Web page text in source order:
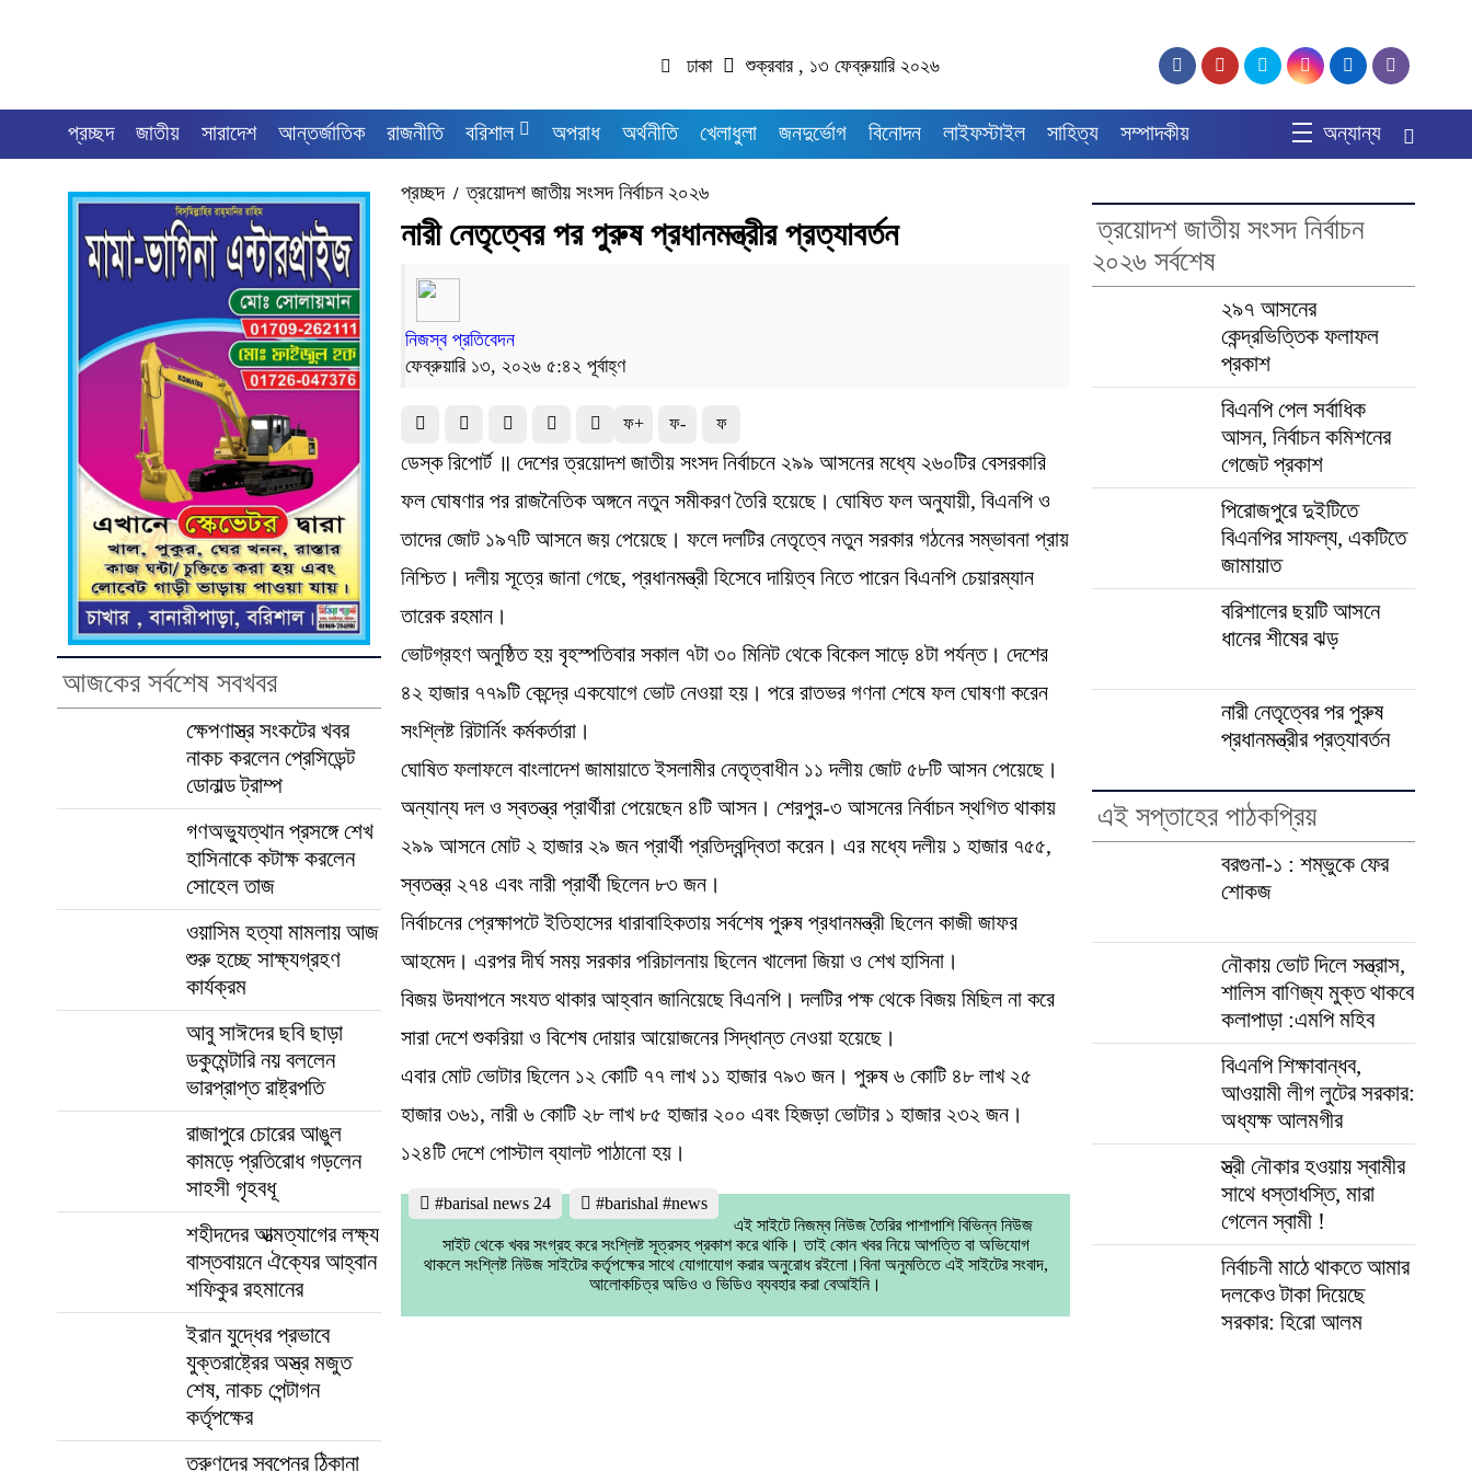
ঢাকা শুক্রবার , ১৩ ফেব্রুয়ারি ২০২৬
প্রচ্ছদ জাতীয় সারাদেশ আন্তর্জাতিক রাজনীতি বরিশাল অপরাধ অর্থনীতি খেলাধুলা জনদুর্ভোগ বিনোদন লাইফস্টাইল সাহিত্য সম্পাদকীয় অন্যান্য
আজকের সর্বশেষ সবখবর
ক্ষেপণাস্ত্র সংকটের খবর
নাকচ করলেন প্রেসিডেন্ট
ডোনাল্ড ট্রাম্প
গণঅভ্যুত্থান প্রসঙ্গে শেখ
হাসিনাকে কটাক্ষ করলেন
সোহেল তাজ
ওয়াসিম হত্যা মামলায় আজ
শুরু হচ্ছে সাক্ষ্যগ্রহণ
কার্যক্রম
আবু সাঈদের ছবি ছাড়া
ডকুমেন্টারি নয় বললেন
ভারপ্রাপ্ত রাষ্ট্রপতি
রাজাপুরে চোরের আঙুল
কামড়ে প্রতিরোধ গড়লেন
সাহসী গৃহবধূ
শহীদদের আত্মত্যাগের লক্ষ্য
বাস্তবায়নে ঐক্যের আহ্বান
শফিকুর রহমানের
ইরান যুদ্ধের প্রভাবে
যুক্তরাষ্ট্রের অস্ত্র মজুত
শেষ, নাকচ পেন্টাগন
কর্তৃপক্ষের
তরুণদের স্বপ্নের ঠিকানা
প্রচ্ছদ/ত্রয়োদশ জাতীয় সংসদ নির্বাচন ২০২৬
নারী নেতৃত্বের পর পুরুষ প্রধানমন্ত্রীর প্রত্যাবর্তন
নিজস্ব প্রতিবেদন
ফেব্রুয়ারি ১৩, ২০২৬ ৫:৪২ পূর্বাহ্ণ
ফ+ ফ- ফ
ডেস্ক রিপোর্ট ॥ দেশের ত্রয়োদশ জাতীয় সংসদ নির্বাচনে ২৯৯ আসনের মধ্যে ২৬০টির বেসরকারি
ফল ঘোষণার পর রাজনৈতিক অঙ্গনে নতুন সমীকরণ তৈরি হয়েছে। ঘোষিত ফল অনুযায়ী, বিএনপি ও
তাদের জোট ১৯৭টি আসনে জয় পেয়েছে। ফলে দলটির নেতৃত্বে নতুন সরকার গঠনের সম্ভাবনা প্রায়
নিশ্চিত। দলীয় সূত্রে জানা গেছে, প্রধানমন্ত্রী হিসেবে দায়িত্ব নিতে পারেন বিএনপি চেয়ারম্যান
তারেক রহমান।
ভোটগ্রহণ অনুষ্ঠিত হয় বৃহস্পতিবার সকাল ৭টা ৩০ মিনিট থেকে বিকেল সাড়ে ৪টা পর্যন্ত। দেশের
৪২ হাজার ৭৭৯টি কেন্দ্রে একযোগে ভোট নেওয়া হয়। পরে রাতভর গণনা শেষে ফল ঘোষণা করেন
সংশ্লিষ্ট রিটার্নিং কর্মকর্তারা।
ঘোষিত ফলাফলে বাংলাদেশ জামায়াতে ইসলামীর নেতৃত্বাধীন ১১ দলীয় জোট ৫৮টি আসন পেয়েছে।
অন্যান্য দল ও স্বতন্ত্র প্রার্থীরা পেয়েছেন ৪টি আসন। শেরপুর-৩ আসনের নির্বাচন স্থগিত থাকায়
২৯৯ আসনে মোট ২ হাজার ২৯ জন প্রার্থী প্রতিদ্বন্দ্বিতা করেন। এর মধ্যে দলীয় ১ হাজার ৭৫৫,
স্বতন্ত্র ২৭৪ এবং নারী প্রার্থী ছিলেন ৮৩ জন।
নির্বাচনের প্রেক্ষাপটে ইতিহাসের ধারাবাহিকতায় সর্বশেষ পুরুষ প্রধানমন্ত্রী ছিলেন কাজী জাফর
আহমেদ। এরপর দীর্ঘ সময় সরকার পরিচালনায় ছিলেন খালেদা জিয়া ও শেখ হাসিনা।
বিজয় উদযাপনে সংযত থাকার আহ্বান জানিয়েছে বিএনপি। দলটির পক্ষ থেকে বিজয় মিছিল না করে
সারা দেশে শুকরিয়া ও বিশেষ দোয়ার আয়োজনের সিদ্ধান্ত নেওয়া হয়েছে।
এবার মোট ভোটার ছিলেন ১২ কোটি ৭৭ লাখ ১১ হাজার ৭৯৩ জন। পুরুষ ৬ কোটি ৪৮ লাখ ২৫
হাজার ৩৬১, নারী ৬ কোটি ২৮ লাখ ৮৫ হাজার ২০০ এবং হিজড়া ভোটার ১ হাজার ২৩২ জন।
১২৪টি দেশে পোস্টাল ব্যালট পাঠানো হয়।
#barisal news 24
#barishal #news
এই সাইটে নিজম্ব নিউজ তৈরির পাশাপাশি বিভিন্ন নিউজ
সাইট থেকে খবর সংগ্রহ করে সংশ্লিষ্ট সূত্রসহ প্রকাশ করে থাকি। তাই কোন খবর নিয়ে আপত্তি বা অভিযোগ
থাকলে সংশ্লিষ্ট নিউজ সাইটের কর্তৃপক্ষের সাথে যোগাযোগ করার অনুরোধ রইলো।বিনা অনুমতিতে এই সাইটের সংবাদ,
আলোকচিত্র অডিও ও ভিডিও ব্যবহার করা বেআইনি।
ত্রয়োদশ জাতীয় সংসদ নির্বাচন
২০২৬ সর্বশেষ
২৯৭ আসনের
কেন্দ্রভিত্তিক ফলাফল
প্রকাশ
বিএনপি পেল সর্বাধিক
আসন, নির্বাচন কমিশনের
গেজেট প্রকাশ
পিরোজপুরে দুইটিতে
বিএনপির সাফল্য, একটিতে
জামায়াত
বরিশালের ছয়টি আসনে
ধানের শীষের ঝড়
নারী নেতৃত্বের পর পুরুষ
প্রধানমন্ত্রীর প্রত্যাবর্তন
এই সপ্তাহের পাঠকপ্রিয়
বরগুনা-১ : শম্ভুকে ফের
শোকজ
নৌকায় ভোট দিলে সন্ত্রাস,
শালিস বাণিজ্য মুক্ত থাকবে
কলাপাড়া :এমপি মহিব
বিএনপি শিক্ষাবান্ধব,
আওয়ামী লীগ লুটের সরকার:
অধ্যক্ষ আলমগীর
স্ত্রী নৌকার হওয়ায় স্বামীর
সাথে ধস্তাধস্তি, মারা
গেলেন স্বামী !
নির্বাচনী মাঠে থাকতে আমার
দলকেও টাকা দিয়েছে
সরকার: হিরো আলম